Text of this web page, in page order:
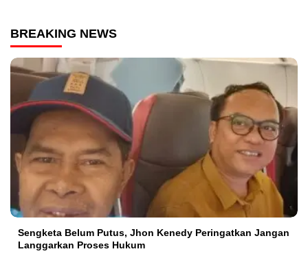
BREAKING NEWS
Sengketa Belum Putus, Jhon Kenedy Peringatkan Jangan
Langgarkan Proses Hukum